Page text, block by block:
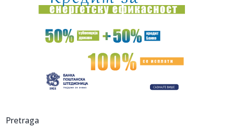
14:19:ŠARANOV OTVORIO DUŠU O ŽELEZNIČARU: Otkrio tajnu
uspeha, a sp...
14:15:Panika u Bugarskoj – primećen dron; Eksplodiralo je
Apelacioni sud naložio Trampovoj administraciji da
14:08:Novi električni motor: Umesto retkih metala koristi druge
sistem ...
Pretraga